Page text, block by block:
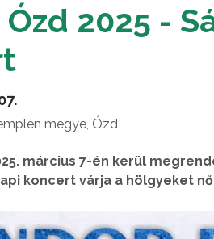
2025 -
megye, Ózd
március 7-én kerül
koncert várja a hölgyeket